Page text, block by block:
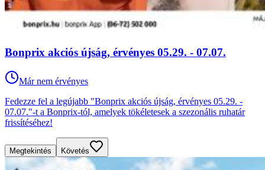
Bonprix akciós újság, érvényes 05.29. - 07.07.
Már nem érvényes
Fedezze fel a legújabb "Bonprix akciós újság, érvényes 05.29. -
07.07."-t a Bonprix-tól, amelyek tökéletesek a szezonális ruhatár
frissítéséhez!
Megtekintés Követés